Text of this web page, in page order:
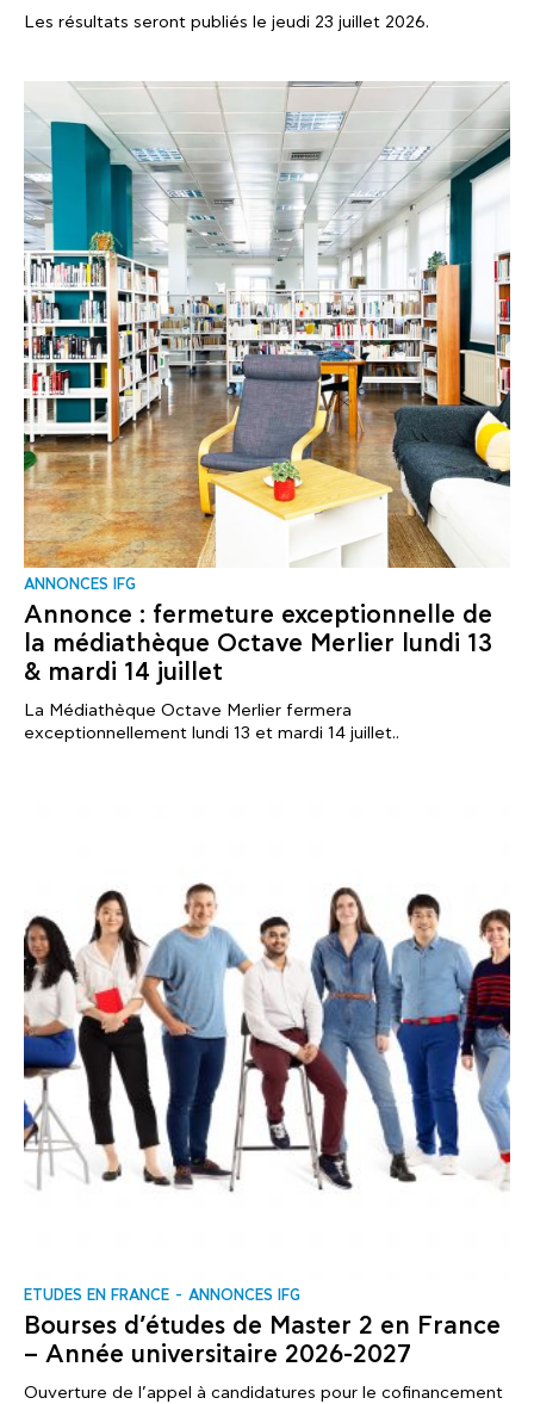
Les résultats seront publiés le jeudi 23 juillet 2026.
ANNONCES IFG
Annonce : fermeture exceptionnelle de
la médiathèque Octave Merlier lundi 13
& mardi 14 juillet
La Médiathèque Octave Merlier fermera
exceptionnellement lundi 13 et mardi 14 juillet..
ΕTUDES EN FRANCE ANNONCES IFG
Bourses d’études de Master 2 en France
– Année universitaire 2026-2027
Ouverture de l’appel à candidatures pour le cofinancement